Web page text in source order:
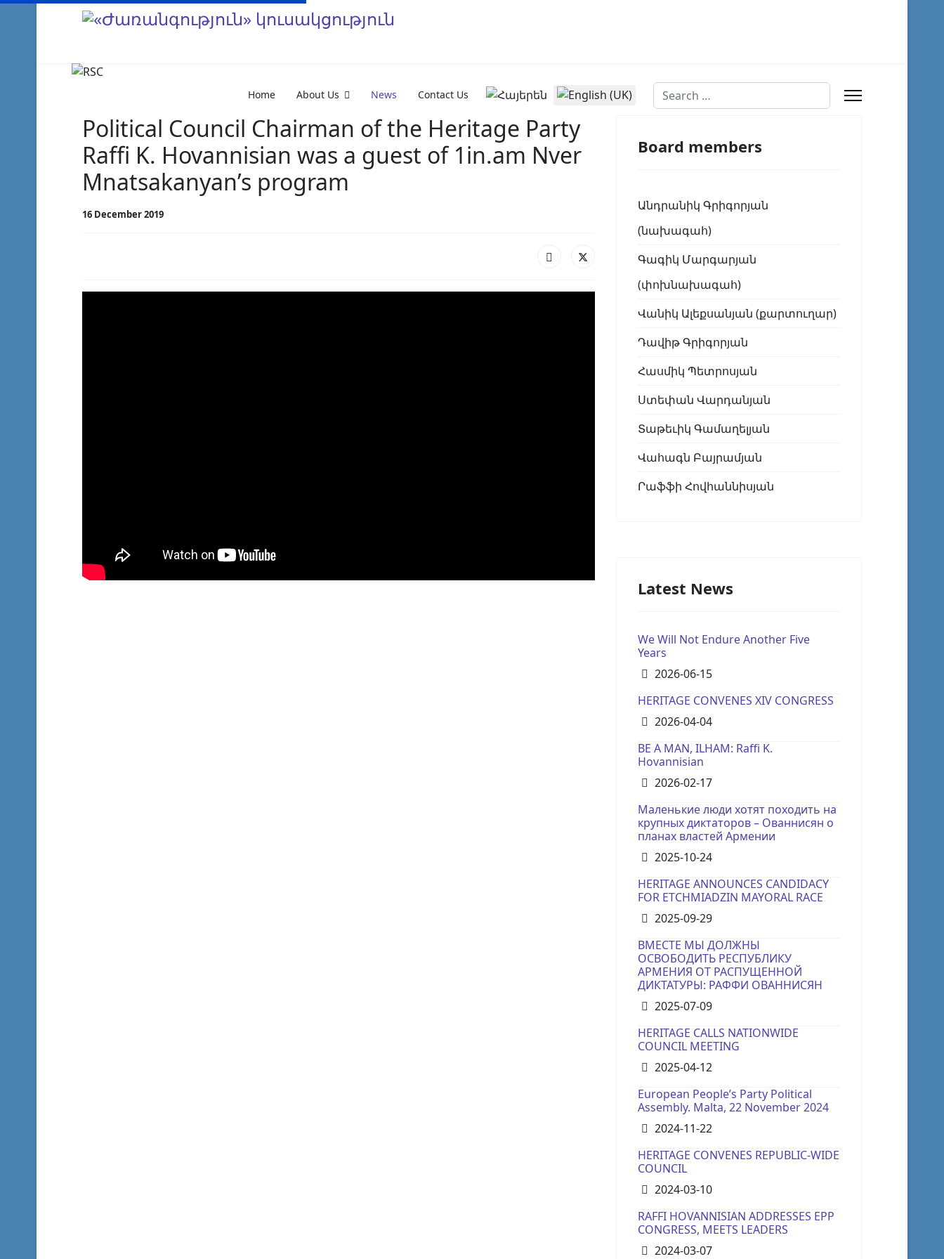
Home About Us News Contact Us Select your language Search
Political Council Chairman of the Heritage Party
Raffi K. Hovannisian was a guest of 1in.am Nver
Mnatsakanyan’s program
16 December 2019
Board members
Անդրանիկ Գրիգորյան
(նախագահ)
Գագիկ Մարգարյան
(փոխնախագահ)
Վանիկ Ալեքսանյան (քարտուղար)
Դավիթ Գրիգորյան
Հասմիկ Պետրոսյան
Ստեփան Վարդանյան
Տաթեւիկ Գամաղելյան
Վահագն Բայրամյան
Րաֆֆի Հովհաննիսյան
Latest News
We Will Not Endure Another Five
Years
Details
2026-06-15
HERITAGE CONVENES XIV CONGRESS
Details
2026-04-04
BE A MAN, ILHAM: Raffi K.
Hovannisian
Details
2026-02-17
Маленькие люди хотят походить на
крупных диктаторов – Ованнисян о
планах властей Армении
Details
2025-10-24
HERITAGE ANNOUNCES CANDIDACY
FOR ETCHMIADZIN MAYORAL RACE
Details
2025-09-29
ВМЕСТЕ МЫ ДОЛЖНЫ
ОСВОБОДИТЬ РЕСПУБЛИКУ
АРМЕНИЯ ОТ РАСПУЩЕННОЙ
ДИКТАТУРЫ: РАФФИ ОВАННИСЯН
Details
2025-07-09
HERITAGE CALLS NATIONWIDE
COUNCIL MEETING
Details
2025-04-12
European People’s Party Political
Assembly. Malta, 22 November 2024
Details
2024-11-22
HERITAGE CONVENES REPUBLIC-WIDE
COUNCIL
Details
2024-03-10
RAFFI HOVANNISIAN ADDRESSES EPP
CONGRESS, MEETS LEADERS
Details
2024-03-07